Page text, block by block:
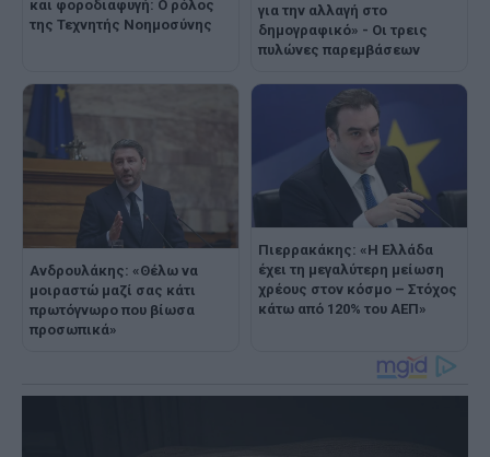
και φοροδιαφυγή: Ο ρόλος
της Τεχνητής Νοημοσύνης
για την αλλαγή στο
δημογραφικό» - Οι τρεις
πυλώνες παρεμβάσεων
Ανδρουλάκης: «Θέλω να
μοιραστώ μαζί σας κάτι
πρωτόγνωρο που βίωσα
προσωπικά»
Πιερρακάκης: «Η Ελλάδα
έχει τη μεγαλύτερη μείωση
χρέους στον κόσμο – Στόχος
κάτω από 120% του ΑΕΠ»